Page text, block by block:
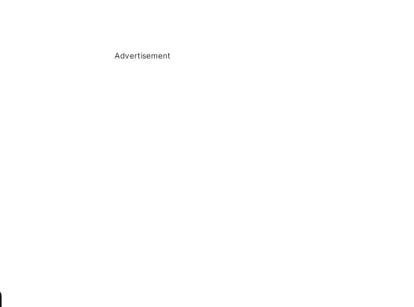
Advertisement